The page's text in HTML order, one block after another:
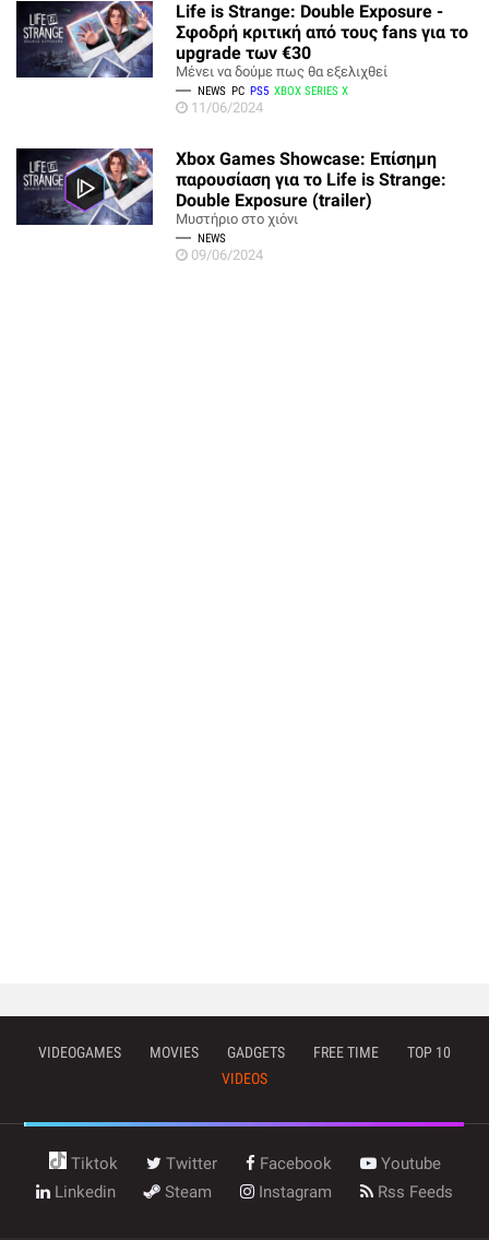
Life is Strange: Double Exposure -
Σφοδρή κριτική από τους fans για το
upgrade των €30
Μένει να δούμε πως θα εξελιχθεί
NEWS PC PS5 XBOX SERIES X
11/06/2024
Xbox Games Showcase: Επίσημη
παρουσίαση για το Life is Strange:
Double Exposure (trailer)
Μυστήριο στο χιόνι
NEWS
09/06/2024
VIDEOGAMES MOVIES GADGETS FREE TIME
TOP 10
VIDEOS
Tiktok Twitter Facebook
Youtube
Linkedin
Steam Instagram Rss Feeds